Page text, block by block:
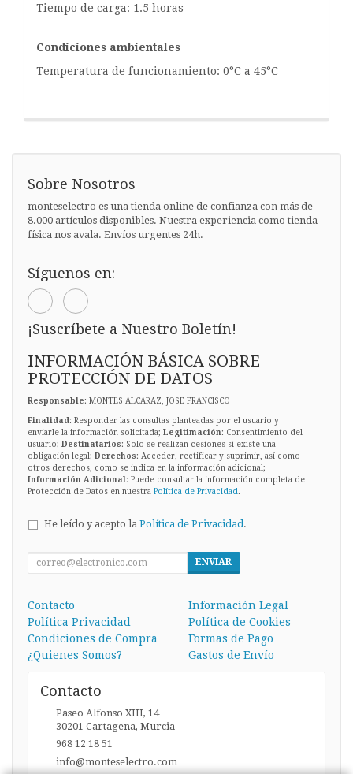
Tiempo de carga: 1.5 horas
Condiciones ambientales
Temperatura de funcionamiento: 0°C a 45°C
Sobre Nosotros
monteselectro es una tienda online de confianza con más de
8.000 artículos disponibles. Nuestra experiencia como tienda
física nos avala. Envíos urgentes 24h.
Síguenos en:
¡Suscríbete a Nuestro Boletín!
INFORMACIÓN BÁSICA SOBRE
PROTECCIÓN DE DATOS
Responsable: MONTES ALCARAZ, JOSE FRANCISCO
Finalidad : Responder las consultas planteadas por el usuario y
enviarle la información solicitada; Legitimación: Consentimiento del
usuario; Destinatarios: Solo se realizan cesiones si existe una
obligación legal; Derechos: Acceder, rectificar y suprimir, así como
otros derechos, como se indica en la información adicional;
Información Adicional : Puede consultar la información completa de
Protección de Datos en nuestra Política de Privacidad .
He leído y acepto la Política de Privacidad.
ENVIAR
Contacto
Información Legal
Política Privacidad
Política de Cookies
Condiciones de Compra
Formas de Pago
¿Quienes Somos?
Gastos de Envío
Contacto
Paseo Alfonso XIII, 14
30201 Cartagena, Murcia
968 12 18 51
info@monteselectro.com